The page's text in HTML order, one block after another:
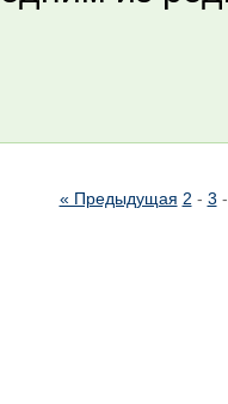
« Предыдущая 2 - 3